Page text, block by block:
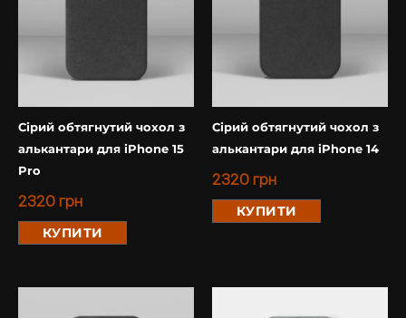
Сірий обтягнутий чохол з
алькантари для iPhone 15
Pro
2320 грн
КУПИТИ
Сірий обтягнутий чохол з
алькантари для iPhone 14
2320 грн
КУПИТИ